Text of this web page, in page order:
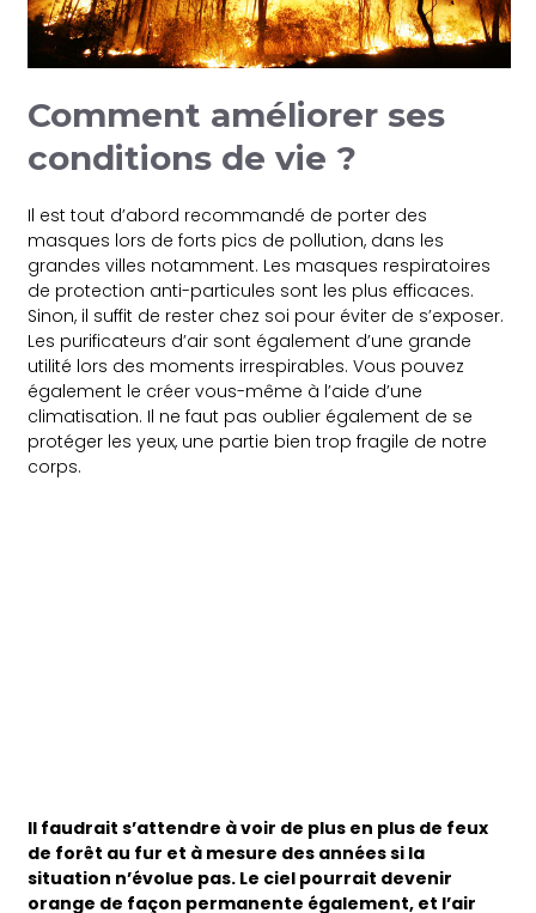
Comment améliorer ses
conditions de vie ?
Il est tout d’abord recommandé de porter des
masques lors de forts pics de pollution, dans les
grandes villes notamment. Les masques respiratoires
de protection anti-particules sont les plus efficaces.
Sinon, il suffit de rester chez soi pour éviter de s’exposer.
Les purificateurs d’air sont également d’une grande
utilité lors des moments irrespirables. Vous pouvez
également le créer vous-même à l’aide d’une
climatisation. Il ne faut pas oublier également de se
protéger les yeux, une partie bien trop fragile de notre
corps.
Il faudrait s’attendre à voir de plus en plus de feux
de forêt au fur et à mesure des années si la
situation n’évolue pas. Le ciel pourrait devenir
orange de façon permanente également, et l’air